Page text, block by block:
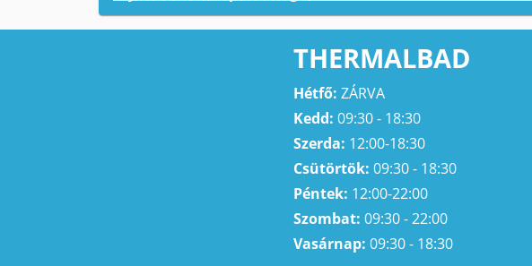
THERMALBAD
Hétfő: ZÁRVA
Kedd: 09:30 - 18:30
Szerda: 12:00-18:30
Csütörtök: 09:30 - 18:30
Péntek: 12:00-22:00
Szombat: 09:30 - 22:00
Vasárnap: 09:30 - 18:30